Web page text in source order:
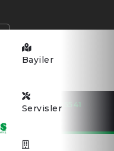
Bayiler
Servisler
Texas 90015541
Sarma